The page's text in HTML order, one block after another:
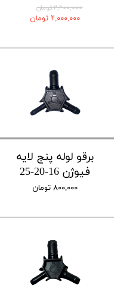
۲,۲۰۰,۰۰۰ تومان
۲,۰۰۰,۰۰۰ تومان
برقو لوله پنج لایه
فیوژن 16-20-25
۸۰۰,۰۰۰ تومان